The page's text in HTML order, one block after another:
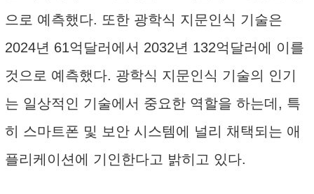
으로 예측했다. 또한 광학식 지문인식 기술은
2024년 61억달러에서 2032년 132억달러에 이를
것으로 예측했다. 광학식 지문인식 기술의 인기
는 일상적인 기술에서 중요한 역할을 하는데, 특
히 스마트폰 및 보안 시스템에 널리 채택되는 애
플리케이션에 기인한다고 밝히고 있다.